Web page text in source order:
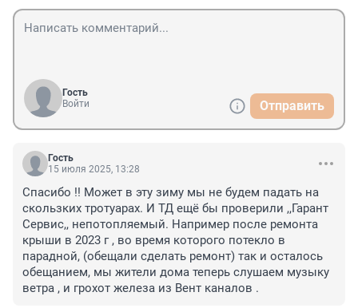
Гость
Войти
Отправить
Гость
15 июля 2025, 13:28
Спасибо !! Может в эту зиму мы не будем падать на
скользких тротуарах. И ТД ещё бы проверили ,,Гарант
Сервис,, непотопляемый. Например после ремонта
крыши в 2023 г , во время которого потекло в
парадной, (обещали сделать ремонт) так и осталось
обещанием, мы жители дома теперь слушаем музыку
ветра , и грохот железа из Вент каналов .